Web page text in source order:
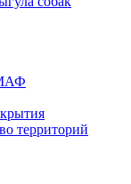
территорий